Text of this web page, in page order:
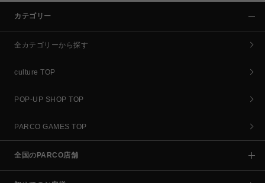
カテゴリー
全カテゴリーから探す
culture TOP
POP-UP SHOP TOP
PARCO GAMES TOP
全国のPARCO店舗